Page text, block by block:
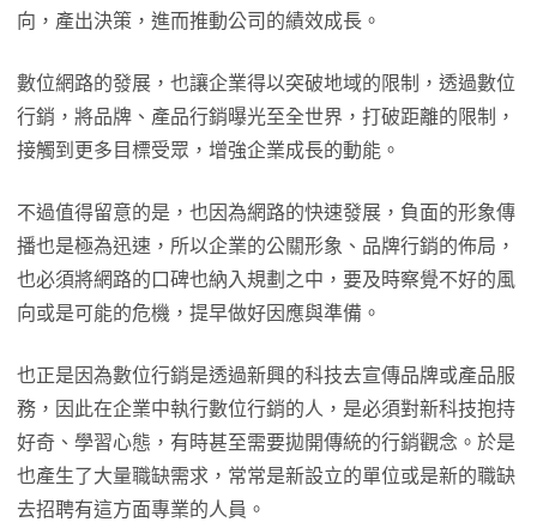
向，產出決策，進而推動公司的績效成長。
數位網路的發展，也讓企業得以突破地域的限制，透過數位
行銷，將品牌、產品行銷曝光至全世界，打破距離的限制，
接觸到更多目標受眾，增強企業成長的動能。
不過值得留意的是，也因為網路的快速發展，負面的形象傳
播也是極為迅速，所以企業的公關形象、品牌行銷的佈局，
也必須將網路的口碑也納入規劃之中，要及時察覺不好的風
向或是可能的危機，提早做好因應與準備。
也正是因為數位行銷是透過新興的科技去宣傳品牌或產品服
務，因此在企業中執行數位行銷的人，是必須對新科技抱持
好奇、學習心態，有時甚至需要拋開傳統的行銷觀念。於是
也產生了大量職缺需求，常常是新設立的單位或是新的職缺
去招聘有這方面專業的人員。